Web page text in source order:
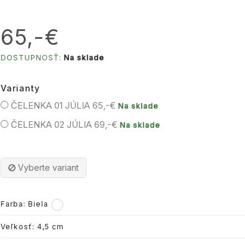
65,-€
DOSTUPNOSŤ: Na sklade
Varianty
ČELENKA 01 JÚLIA 65,-€ Na sklade
ČELENKA 02 JÚLIA 69,-€ Na sklade
Vyberte variant
Farba: Biela
Veľkosť: 4,5 cm